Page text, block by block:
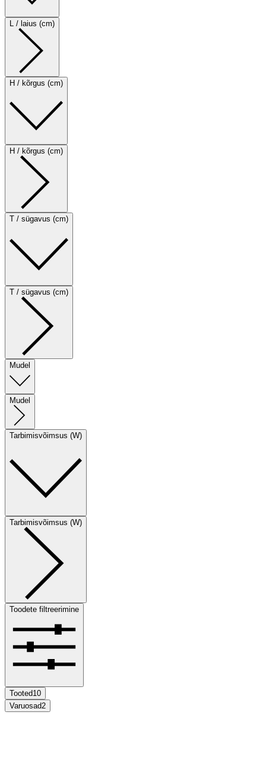
L / laius (cm)
H / kõrgus (cm)
H / kõrgus (cm)
T / sügavus (cm)
T / sügavus (cm)
Mudel
Mudel
Tarbimisvõimsus (W)
Tarbimisvõimsus (W)
Toodete filtreerimine
Tooted10
Varuosad2